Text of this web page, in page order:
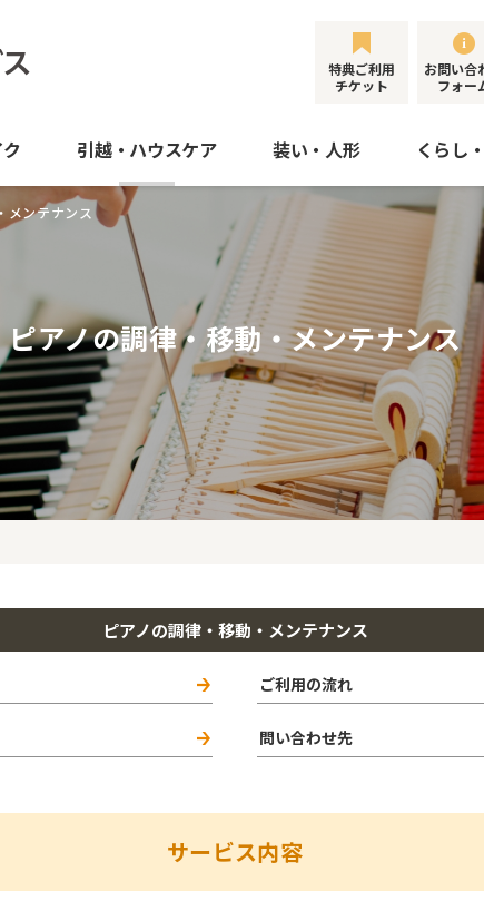
特典ご利用
チケット
お問い合
フォー
引越・ハウスケア 装い・人形 くらし
メンテナンス
ピアノの調律・移動・メンテナンス
ピアノの調律・移動・メンテナンス
ご利用の流れ
問い合わせ先
サービス内容